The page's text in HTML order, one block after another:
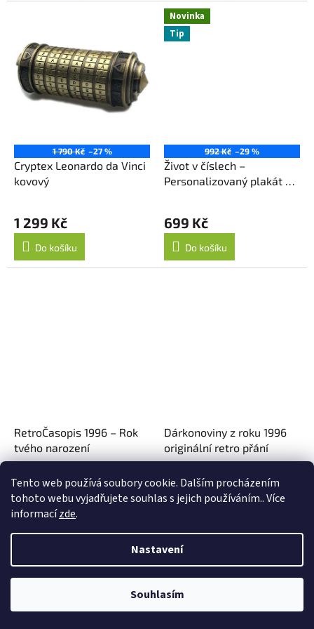
Tento web používá soubory cookie. Dalším procházením
tohoto webu vyjadřujete souhlas s jejich používáním.. Více
informacízde.
Nastavení
Souhlasím
1 790 Kč –27 %
Cryptex Leonardo da Vinci
kovový
1 299 Kč
Do košíku
Novinka
Tip
992 Kč –29 %
Život v číslech –
Personalizovaný plakát z
699 Kč
Do košíku
RetroČasopis 1996 – Rok
tvého narození
169 Kč
Do košíku
Dárkonoviny z roku 1996
originální retro přání
149 Kč